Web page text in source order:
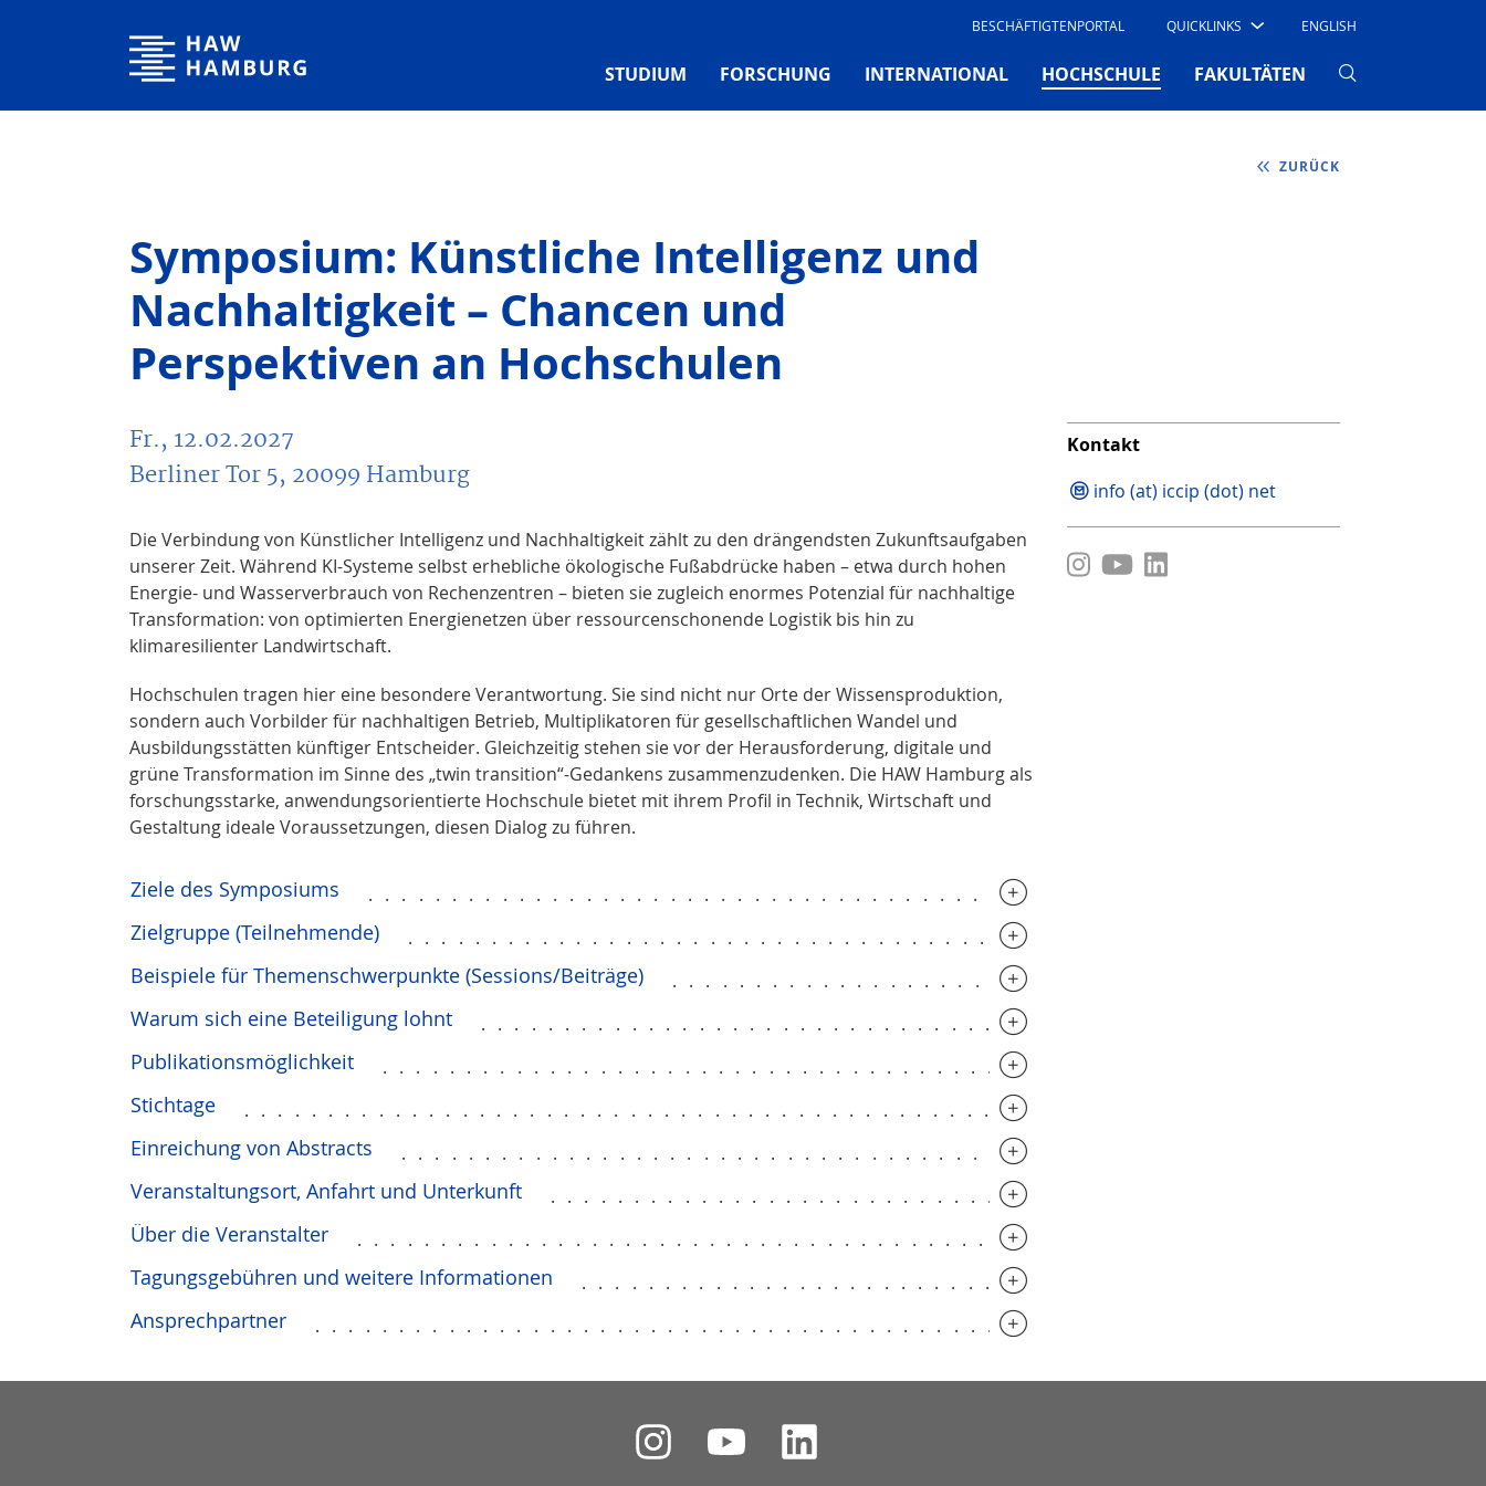
Hochschule für Angewandte Wissenschaften Hamburg BESCHÄFTIGTENPORTAL QUICKLINKS ENGLISH
STUDIUM FORSCHUNG INTERNATIONAL HOCHSCHULE (CURRENT)
FAKULTÄTEN
ZURÜCK
Symposium: Künstliche Intelligenz und
Nachhaltigkeit – Chancen und
Perspektiven an Hochschulen
Fr., 12.02.2027
Berliner Tor 5, 20099 Hamburg
Die Verbindung von Künstlicher Intelligenz und Nachhaltigkeit zählt zu den drängendsten Zukunftsaufgaben
unserer Zeit. Während KI-Systeme selbst erhebliche ökologische Fußabdrücke haben – etwa durch hohen
Energie- und Wasserverbrauch von Rechenzentren – bieten sie zugleich enormes Potenzial für nachhaltige
Transformation: von optimierten Energienetzen über ressourcenschonende Logistik bis hin zu
klimaresilienter Landwirtschaft.
Hochschulen tragen hier eine besondere Verantwortung. Sie sind nicht nur Orte der Wissensproduktion,
sondern auch Vorbilder für nachhaltigen Betrieb, Multiplikatoren für gesellschaftlichen Wandel und
Ausbildungsstätten künftiger Entscheider. Gleichzeitig stehen sie vor der Herausforderung, digitale und
grüne Transformation im Sinne des „twin transition“-Gedankens zusammenzudenken. Die HAW Hamburg als
forschungsstarke, anwendungsorientierte Hochschule bietet mit ihrem Profil in Technik, Wirtschaft und
Gestaltung ideale Voraussetzungen, diesen Dialog zu führen.
Ziele des Symposiums
Zielgruppe (Teilnehmende)
Beispiele für Themenschwerpunkte (Sessions/Beiträge)
Warum sich eine Beteiligung lohnt
Publikationsmöglichkeit
Stichtage
Einreichung von Abstracts
Veranstaltungsort, Anfahrt und Unterkunft
Über die Veranstalter
Tagungsgebühren und weitere Informationen
Ansprechpartner
Kontakt
info (at) iccip (dot) net